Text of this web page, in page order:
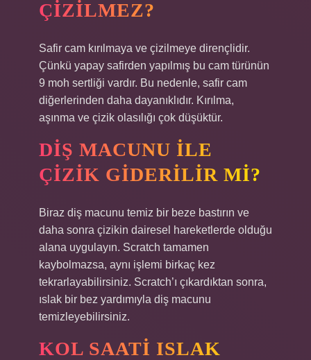
ÇIZILMEZ?
Safir cam kırılmaya ve çizilmeye dirençlidir.
Çünkü yapay safirden yapılmış bu cam türünün
9 moh sertliği vardır. Bu nedenle, safir cam
diğerlerinden daha dayanıklıdır. Kırılma,
aşınma ve çizik olasılığı çok düşüktür.
DIŞ MACUNU ILE
ÇIZIK GIDERILIR MI?
Biraz diş macunu temiz bir beze bastırın ve
daha sonra çizikin dairesel hareketlerde olduğu
alana uygulayın. Scratch tamamen
kaybolmazsa, aynı işlemi birkaç kez
tekrarlayabilirsiniz. Scratch’ı çıkardıktan sonra,
ıslak bir bez yardımıyla diş macunu
temizleyebilirsiniz.
KOL SAATI ISLAK